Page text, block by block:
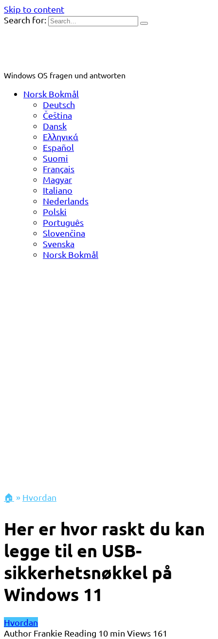
Skip to content
Search for:
Windows OS fragen und antworten
Norsk Bokmål
Deutsch
Čeština
Dansk
Ελληνικά
Español
Suomi
Français
Magyar
Italiano
Nederlands
Polski
Português
Slovenčina
Svenska
Norsk Bokmål
🏠 » Hvordan
Her er hvor raskt du kan
legge til en USB-
sikkerhetsnøkkel på
Windows 11
Hvordan
Author Frankie Reading 10 min Views 161